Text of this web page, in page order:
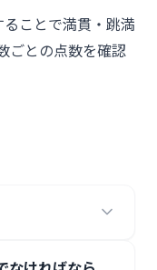
ことで満貫・跳満
ごとの点数を確認